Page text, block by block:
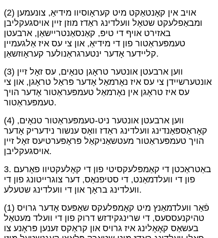
(2) אויב אין קאָנטאַקט מיט קעראָוסיוו מידיאַ, צונעמען
ומבאַפלעקט שטאָל וועלדינג ראַדז מוזן זיין אויסגעקליבן
באזירט אויף די טיפּ, קאַנסאַנטריישאַן, ארבעטן
טעמפּעראַטור פון די מידיאַ, און צי עס איז אַלגעמיין
קליידער אָדער ינטערגראַנולער קעראָוזשאַן.
(3) ווען ארבעטן אונטער טראָגן טנאָים, עס זאָל זיין
אונטערשיידן צי עס איז נאָרמאַל אָדער פּראַל טראָגן, און צי
עס איז טראָגן אין נאָרמאַל טעמפּעראַטור אָדער הויך
טעמפּעראַטור.
(4) ווען ארבעטן אונטער ניט-טעמפּעראַטור טנאָים,
קאָראַספּאַנדינג וועלדינג ראַדז וואָס ענשור נידעריק אָדער
הויך טעמפּעראַטור מעטשאַניקאַל פּראָפּערטיעס זאָל זיין
אויסגעקליבן.
3. באַטראַכטן די קאַמפּלעקסיטי פון די קאָלעקטיוו פאָרעם
פון די וועלדמאַנט, די סטיפנאַס, דער צוגרייטונג פון די
וועלדינג בראָך און די וועלדינג שטעלע.
(1) פֿאַר וועלדמאַנץ מיט קאָמפּלעקס שאַפּעס אָדער גרויס
טהיקנעססעס, די שרינגקידזש דרוק פון די וועלד מעטאַל
בעשאַס קאָאָלינג איז גרויס און קראַקס זענען פּראָנע צו